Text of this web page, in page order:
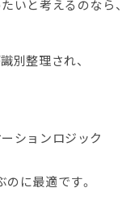
いと考えるのなら、
別整理され、
ションロジック
に最適です。